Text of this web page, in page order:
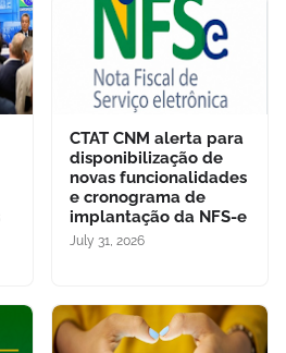
CTAT CNM alerta para
disponibilização de
novas funcionalidades
e cronograma de
implantação da NFS-e
July 31, 2026